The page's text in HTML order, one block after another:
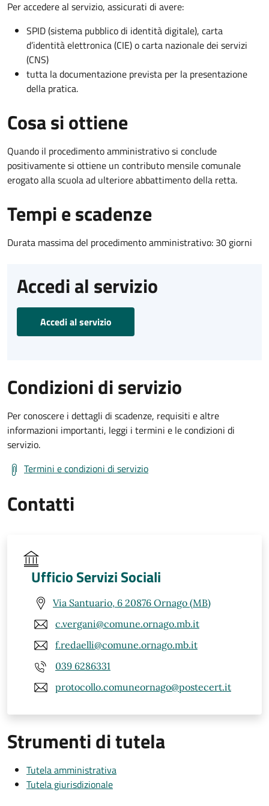
Per accedere al servizio, assicurati di avere:
SPID (sistema pubblico di identità digitale), carta
d’identità elettronica (CIE) o carta nazionale dei servizi
(CNS)
tutta la documentazione prevista per la presentazione
della pratica.
Cosa si ottiene
Quando il procedimento amministrativo si conclude
positivamente si ottiene un contributo mensile comunale
erogato alla scuola ad ulteriore abbattimento della retta.
Tempi e scadenze
Durata massima del procedimento amministrativo: 30 giorni
Accedi al servizio
Accedi al servizio
Condizioni di servizio
Per conoscere i dettagli di scadenze, requisiti e altre
informazioni importanti, leggi i termini e le condizioni di
servizio.
Termini e condizioni di servizio
Contatti
Ufficio Servizi Sociali
Via Santuario, 6 20876 Ornago (MB)
c.vergani@comune.ornago.mb.it
f.redaelli@comune.ornago.mb.it
039 6286331
protocollo.comuneornago@postecert.it
Strumenti di tutela
Tutela amministrativa
Tutela giurisdizionale